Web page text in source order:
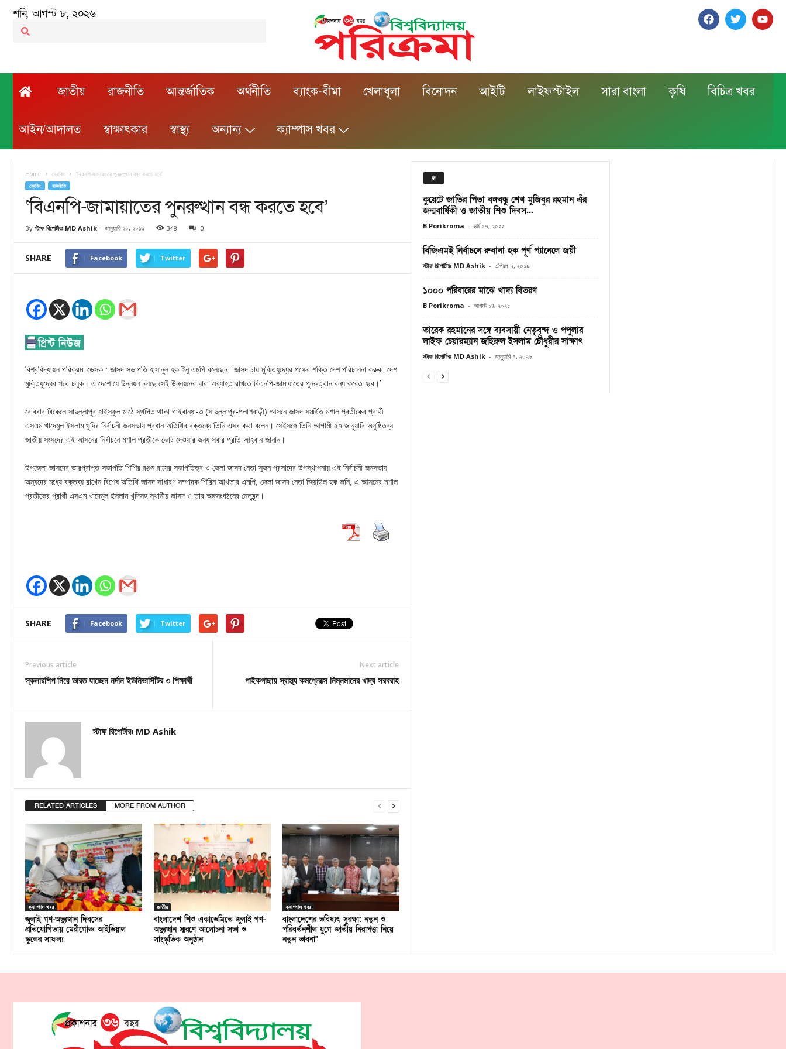
শনি, আগস্ট ৮, ২০২৬
জাতীয় রাজনীতি আন্তর্জাতিক অর্থনীতি ব্যাংক-বীমা খেলাধূলা বিনোদন আইটি লাইফস্টাইল সারা বাংলা কৃষি বিচিত্র খবর
আইন/আদালত স্বাক্ষাৎকার স্বাস্থ্য অন্যান্য ক্যাম্পাস খবর
Home ব্রেকিং ‘বিএনপি-জামায়াতের পুনরুত্থান বন্ধ করতে হবে’
ব্রেকিং রাজনীতি
‘বিএনপি-জামায়াতের পুনরুত্থান বন্ধ করতে হবে’
By স্টাফ রিপোর্টারঃ MD Ashik - জানুয়ারি ২০, ২০১৯ 348 0
SHARE Facebook Twitter
বিশ্ববিদ্যায়ল পরিক্রমা ডেস্ক : জাসদ সভাপতি হাসানুল হক ইনু এমপি বলেছেন, ‘জাসদ চায় মুক্তিযুদ্ধের পক্ষের শক্তি দেশ পরিচালনা করুক, দেশ
মুক্তিযুদ্ধের পথে চলুক। এ দেশে যে উন্নয়ন চলছে সেই উন্নয়নের ধারা অব্যাহত রাখতে বিএনপি-জামায়াতের পুনরুত্থান বন্ধ করেত হবে।’
রোববার বিকেলে সাদুল্লাপুর হাইস্কুল মাঠে স্থগিত থাকা গাইবান্ধা-৩ (সাদুল্লাপুর-পলাশবাড়ী) আসনে জাসদ সমর্থিত মশাল প্রতীকের প্রার্থী
এসএম খাদেমুল ইসলাম খুদির নির্বাচনী জনসভায় প্রধান অতিথির বক্তব্যে তিনি এসব কথা বলেন। সেইসঙ্গে তিনি আগামী ২৭ জানুয়ারি অনুষ্ঠিতব্য
জাতীয় সংসদের এই আসনের নির্বাচনে মশাল প্রতীকে ভোট দেওয়ার জন্য সবার প্রতি আহ্বান জানান।
উপজেলা জাসদের ভারপ্রাপ্ত সভাপতি শিশির রঞ্জন রায়ের সভাপতিত্ব ও জেলা জাসদ নেতা সুজন প্রসাদের উপস্থাপনায় এই নির্বাচনী জনসভায়
অন্যদের মধ্যে বক্তব্য রাখেন বিশেষ অতিথি জাসদ সাধারণ সম্পাদক শিরিন আখতার এমপি, জেলা জাসদ নেতা জিয়াউল হক জনি, এ আসনের মশাল
প্রতীকের প্রার্থী এসএম খাদেমুল ইসলাম খুদিসহ স্থানীয় জাসদ ও তার অঙ্গসংগঠনের নেতৃবৃন্দ।
SHARE Facebook Twitter
Previous article
স্কলারশিপ নিয়ে ভারত যাচ্ছেন নর্দান ইউনিভার্সিটির ৩ শিক্ষার্থী
Next article
পাইকগাছায় স্বাস্থ্য কমপ্লেক্সে নিম্নমানের খাদ্য সরবরাহ
স্টাফ রিপোর্টারঃ MD Ashik
RELATED ARTICLES MORE FROM AUTHOR
ক্যাম্পাস খবর
জুলাই গণ-অভ্যুত্থান দিবসের
প্রতিযোগিতায় মেরীগোল্ড আইডিয়াল
স্কুলের সাফল্য
জাতীয়
বাংলাদেশ শিশু একাডেমিতে জুলাই গণ-
অভ্যুত্থান স্মরণে আলোচনা সভা ও
সাংস্কৃতিক অনুষ্ঠান
ক্যাম্পাস খবর
বাংলাদেশের ভবিষ্যৎ সুরক্ষা: নতুন ও
পরিবর্তনশীল যুগে জাতীয় নিরাপত্তা নিয়ে
নতুন ভাবনা”
জ
কুয়েটে জাতির পিতা বঙ্গবন্ধু শেখ মুজিবুর রহমান এঁর
জন্মবার্ষিকী ও জাতীয় শিশু দিবস...
B Porikroma - মার্চ ১৭, ২০২২
বিজিএমই নির্বাচনে রুবানা হক পূর্ণ প্যানেলে জয়ী
স্টাফ রিপোর্টারঃ MD Ashik - এপ্রিল ৭, ২০১৯
১০০০ পরিবারের মাঝে খাদ্য বিতরণ
B Porikroma - আগস্ট ১৪, ২০২১
তারেক রহমানের সঙ্গে ব্যবসায়ী নেতৃবৃন্দ ও পপুলার
লাইফ চেয়ারম্যান জহিরুল ইসলাম চৌধুরীর সাক্ষাৎ
স্টাফ রিপোর্টারঃ MD Ashik - জানুয়ারি ৭, ২০২৬